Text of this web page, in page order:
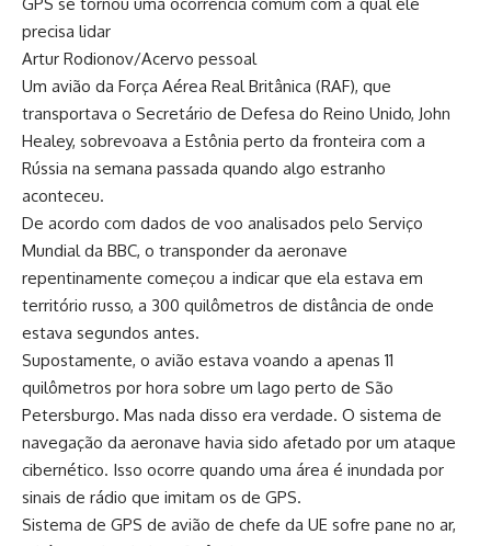
precisa lidar
Artur Rodionov/Acervo pessoal
Um avião da Força Aérea Real Britânica (RAF), que
transportava o Secretário de Defesa do Reino Unido, John
Healey, sobrevoava a Estônia perto da fronteira com a
Rússia na semana passada quando algo estranho
aconteceu.
De acordo com dados de voo analisados ​​pelo Serviço
Mundial da BBC, o transponder da aeronave
repentinamente começou a indicar que ela estava em
território russo, a 300 quilômetros de distância de onde
estava segundos antes.
Supostamente, o avião estava voando a apenas 11
quilômetros por hora sobre um lago perto de São
Petersburgo. Mas nada disso era verdade. O sistema de
navegação da aeronave havia sido afetado por um ataque
cibernético. Isso ocorre quando uma área é inundada por
sinais de rádio que imitam os de GPS.
Sistema de GPS de avião de chefe da UE sofre pane no ar,